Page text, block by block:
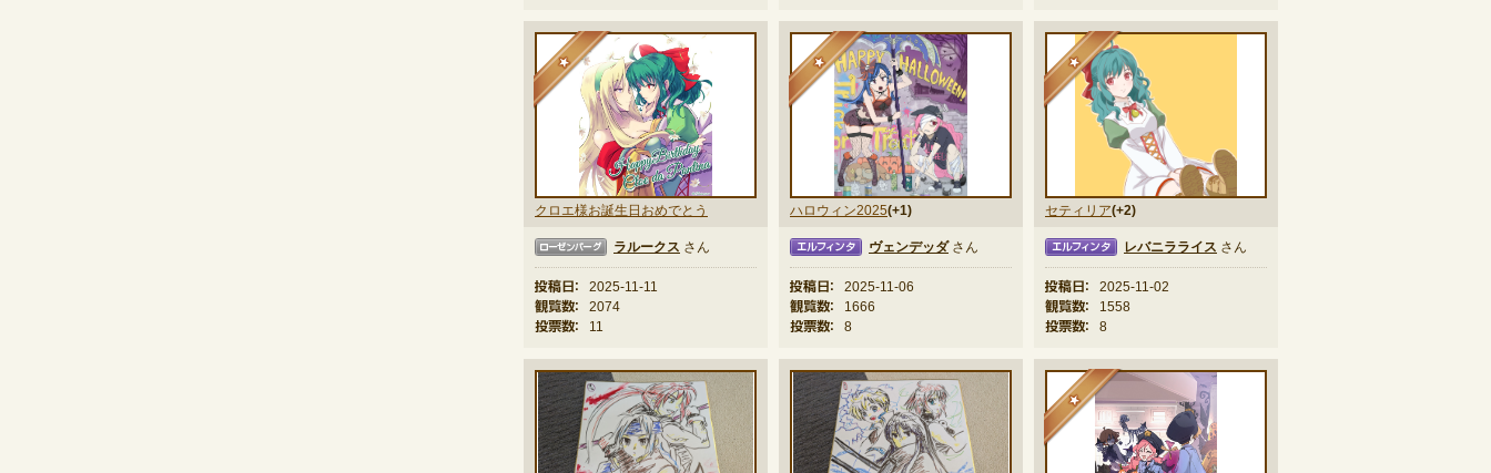
クロエ様お誕生日おめでとう
★
ラルークス さん
投稿日：
2025-11-11
観覧数：
2074
投票数：
11
ハロウィン2025(+1)
★
エルフィンタ ヴェンデッダさん
投稿日：
2025-11-06
観覧数：
1666
投票数：
8
セティリア(+2)
エルフィンタ レバニラライス さん
投稿日：
2025-11-02
観覧数：
1558
投票数：
8
★